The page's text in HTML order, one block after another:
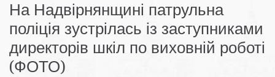
На Надвірнянщині патрульна
поліція зустрілась із заступниками
директорів шкіл по виховній роботі
(ФОТО)